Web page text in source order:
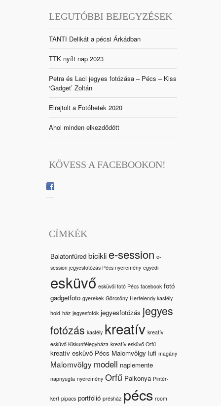
LEGUTÓBBI BEJEGYZÉSEK
TANTI Delikát a pécsi Árkádban
TTK nyílt nap 2023
Petra és Laci jegyes fotózása – Pécs – Kiss
‘Gadget’ Zoltán
Elrajtolt a Fotóhetek 2020
Ahol minden elkezdődött
KÖVESS A FACEBOOKON!
CÍMKÉK
Balatonfüred bicikli e-session e-
session jegyesfotózás Pécs nyeremény egyedi
esküvő esküvői fotó Pécs facebook fotó
gadgetfoto gyerekek Görcsöny Hertelendy kastély
hold ház jegyesfotók jegyesfotózás jegyes
fotózás kastély kreatív kreatív
esküvő Kiskunfélegyháza kreatív esküvő Orfű
kreatív esküvő Pécs Malomvölgy lufi magány
Malomvölgy modell naplemente
napnyugta nyeremény Orfű Palkonya Pintér-
kert pipacs portfólió présház pécs room